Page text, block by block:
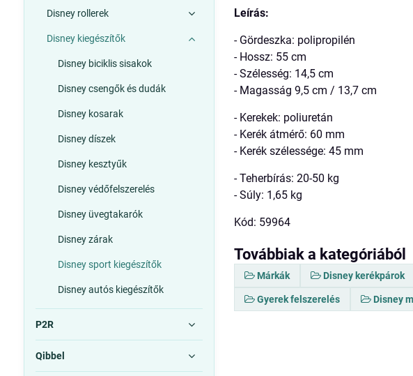
Leírás:
- Gördeszka: polipropilén
- Hossz: 55 cm
- Szélesség: 14,5 cm
- Magasság 9,5 cm / 13,7 cm
- Kerekek: poliuretán
- Kerék átmérő: 60 mm
- Kerék szélessége: 45 mm
- Teherbírás: 20-50 kg
- Súly: 1,65 kg
Kód: 59964
Továbbiak a kategóriából
Márkák Disney kerékpárok
Gyerek felszerelés Disney
Disney rollerek
Disney kiegészítők
Disney biciklis sisakok
Disney csengők és dudák
Disney kosarak
Disney díszek
Disney kesztyűk
Disney védőfelszerelés
Disney üvegtakarók
Disney zárak
Disney sport kiegészítők
Disney autós kiegészítők
P2R
Qibbel